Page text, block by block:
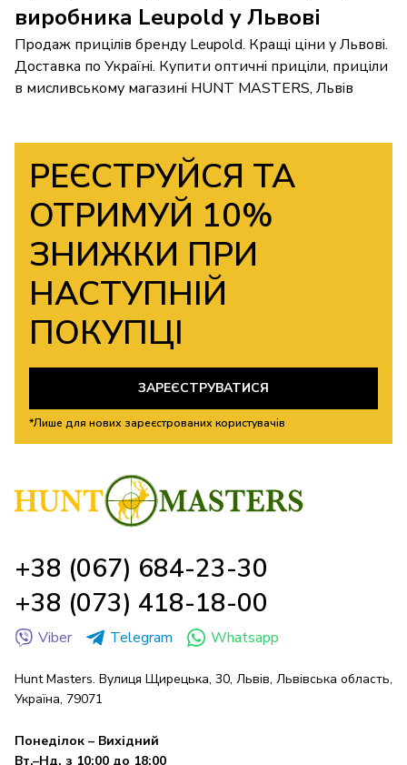
виробника Leupold у Львові
Продаж прицілів бренду Leupold. Кращі ціни у Львові.
Доставка по Україні. Купити оптичні приціли, приціли
в мисливському магазині HUNT MASTERS, Львів
РЕЄСТРУЙСЯ ТА
ОТРИМУЙ 10%
ЗНИЖКИ ПРИ
НАСТУПНІЙ
ПОКУПЦІ
ЗАРЕЄСТРУВАТИСЯ
*Лише для нових зареєстрованих користувачів
+38 (067) 684-23-30
+38 (073) 418-18-00
Viber Telegram Whatsapp
Hunt Masters. Вулиця Щирецька, 30, Львів, Львівська область,
Україна, 79071
Понеділок – Вихідний
Вт.–Нд. з 10:00 до 18:00